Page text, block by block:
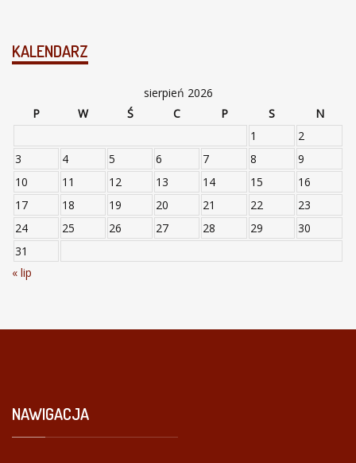
KALENDARZ
sierpień 2026
P
W Ś C P S
N
1
2
3
4 5 6 7 8
9
10
11 12 13 14 15
16
17
18 19 20 21 22
23
24
25 26 27 28 29
30
31
« lip
NAWIGACJA